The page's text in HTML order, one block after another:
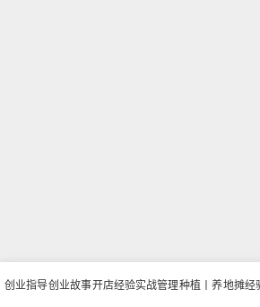
创业指导创业故事开店经验实战管理种植丨养地摊经